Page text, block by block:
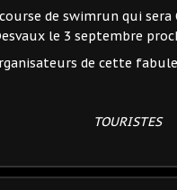
de swimrun qui
le 3 septembre
de cette
TOURISTES